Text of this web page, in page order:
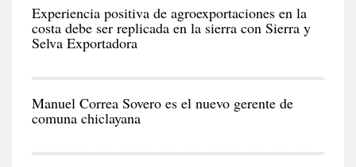
Experiencia positiva de agroexportaciones en la
costa debe ser replicada en la sierra con Sierra y
Selva Exportadora
Manuel Correa Sovero es el nuevo gerente de
comuna chiclayana